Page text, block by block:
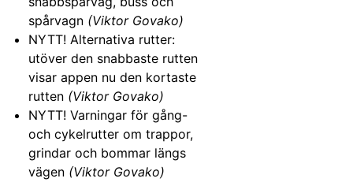
spårvagn (Viktor Govako)
NYTT! Alternativa rutter:
utöver den snabbaste rutten
visar appen nu den kortaste
rutten (Viktor Govako)
NYTT! Varningar för gång-
och cykelrutter om trappor,
grindar och bommar längs
vägen (Viktor Govako)